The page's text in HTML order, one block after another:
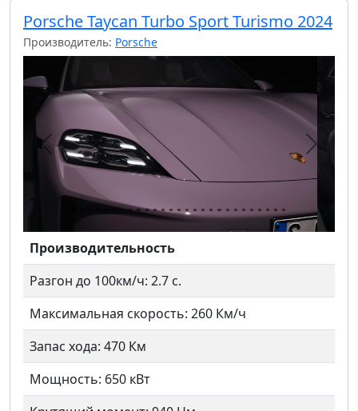
Porsche Taycan Turbo Sport Turismo 2024
Производитель: Porsche
Предыдущий
Производительность
Разгон до 100км/ч: 2.7 с.
Максимальная скорость: 260 Км/ч
Запас хода: 470 Км
Мощность: 650 кВт